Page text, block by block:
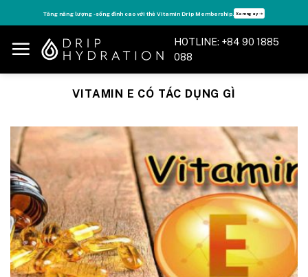
to
content
Tăng năng lượng - sống đỉnh cao với thẻ Vitamin Drip Membership. Xem ngay ➝
HOTLINE: +84 90 1885
088
VITAMIN E CÓ TÁC DỤNG GÌ